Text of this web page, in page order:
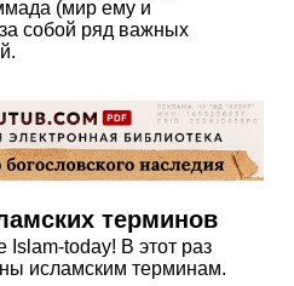
(мир ему и
собой ряд важных
терминов
Islam-today! В этот раз
исламским терминам.